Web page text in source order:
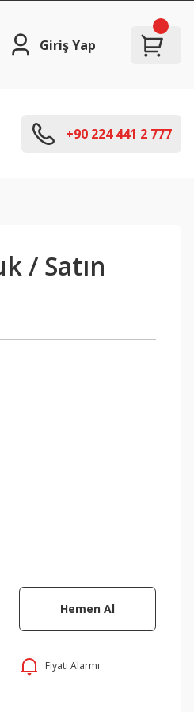
Giriş Yap
+90 224 441 2 777
/ Satın
Hemen Al
Fiyatı Alarmı